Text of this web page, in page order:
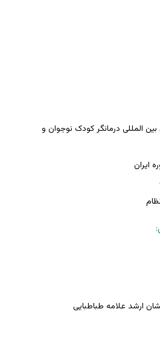
المللی درمانگر کودک نوجوان و
ایران
ارشد علامه طباطبایی